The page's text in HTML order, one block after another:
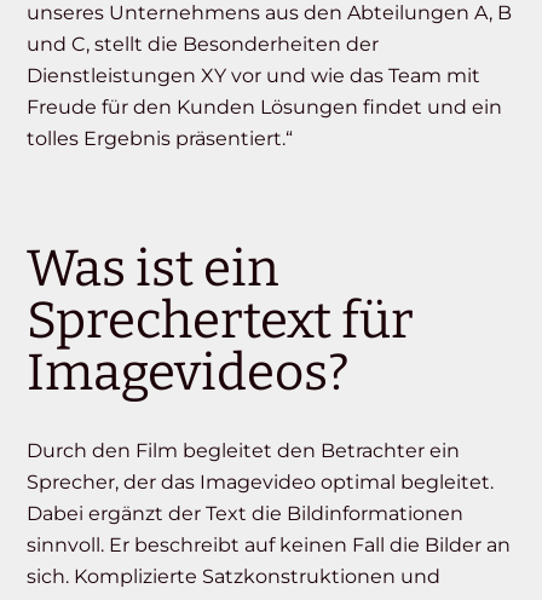
unseres Unternehmens aus den Abteilungen A, B
und C, stellt die Besonderheiten der
Dienstleistungen XY vor und wie das Team mit
Freude für den Kunden Lösungen findet und ein
tolles Ergebnis präsentiert.“
Was ist ein
Sprechertext für
Imagevideos?
Durch den Film begleitet den Betrachter ein
Sprecher, der das Imagevideo optimal begleitet.
Dabei ergänzt der Text die Bildinformationen
sinnvoll. Er beschreibt auf keinen Fall die Bilder an
sich. Komplizierte Satzkonstruktionen und